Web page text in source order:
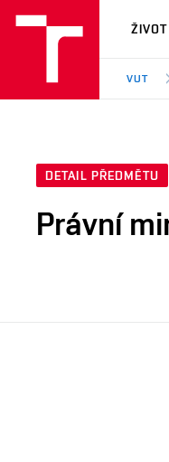
VUT
VUT
DETAIL PŘEDMĚTU
Právní